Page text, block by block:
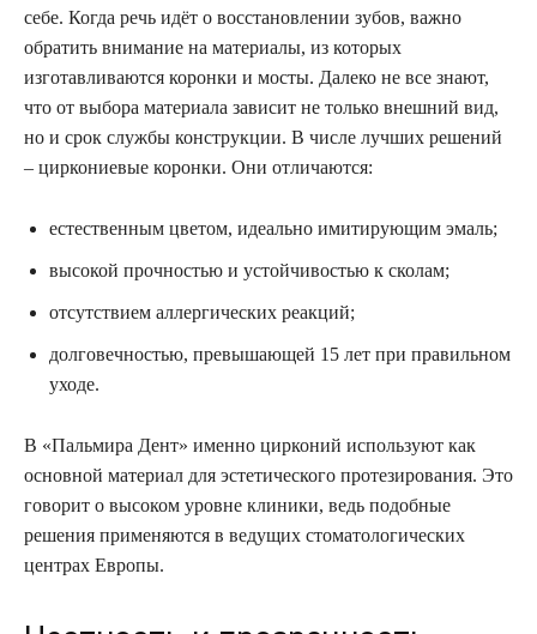
себе. Когда речь идёт о восстановлении зубов, важно
обратить внимание на материалы, из которых
изготавливаются коронки и мосты. Далеко не все знают,
что от выбора материала зависит не только внешний вид,
но и срок службы конструкции. В числе лучших решений
– циркониевые коронки. Они отличаются:
естественным цветом, идеально имитирующим эмаль;
высокой прочностью и устойчивостью к сколам;
отсутствием аллергических реакций;
долговечностью, превышающей 15 лет при правильном
уходе.
В «Пальмира Дент» именно цирконий используют как
основной материал для эстетического протезирования. Это
говорит о высоком уровне клиники, ведь подобные
решения применяются в ведущих стоматологических
центрах Европы.